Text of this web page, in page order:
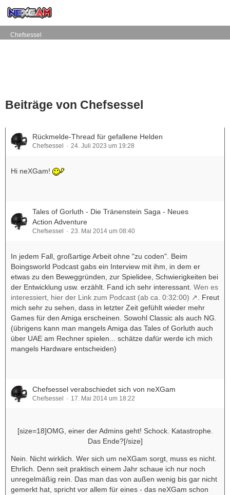
Chefsessel
Beiträge von Chefsessel
Rückmelde-Thread für gefallene Helden
Chefsessel 24. Juli 2023 um 19:28
Hi neXGam!
Tales of Gorluth - Die Tränenstein Saga - Neues
Action Adventure
Chefsessel 23. Mai 2014 um 08:40
In jedem Fall, großartige Arbeit ohne "zu coden". Beim
Boingsworld Podcast gabs ein Interview mit ihm, in dem er
etwas zu den Beweggründen, zur Spielidee, Schwierigkeiten bei
der Entwicklung usw. erzählt. Fand ich sehr interessant. Wen es
interessiert, hier der Link zum Podcast (ab ca. 0:32:00)
. Freut
mich sehr zu sehen, dass in letzter Zeit gefühlt wieder mehr
Games für den Amiga erscheinen. Sowohl Classic als auch NG.
(übrigens kann man mangels Amiga das Tales of Gorluth auch
über UAE am Rechner spielen... schätze dafür werde ich mich
mangels Hardware entscheiden)
Chefsessel verabschiedet sich von neXGam
Chefsessel 17. Mai 2014 um 18:22
[size=18]OMG, einer der Admins geht! Schock. Katastrophe.
Das Ende?[/size]
Nein. Nicht wirklich. Wer sich um neXGam sorgt, muss es nicht.
Ehrlich. Denn seit praktisch einem Jahr schaue ich nur noch
unregelmäßig rein. Das man das von außen wenig bis gar nicht
gemerkt hat, spricht vor allem für eines - das neXGam schon